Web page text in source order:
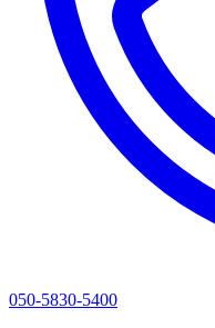
050-5830-5400